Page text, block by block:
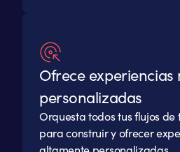
Ofrece experiencias
personalizadas
Orquesta todos tus flujos
para construir y ofrecer